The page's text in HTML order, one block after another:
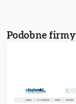
Podobne firmy